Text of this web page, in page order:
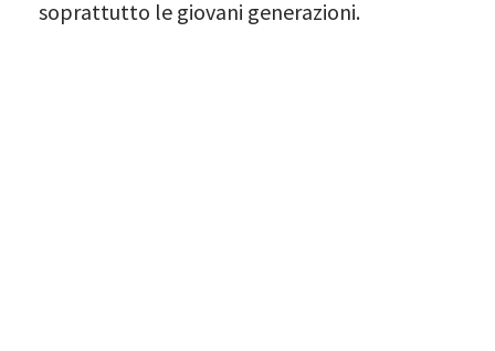
soprattutto le giovani generazioni.